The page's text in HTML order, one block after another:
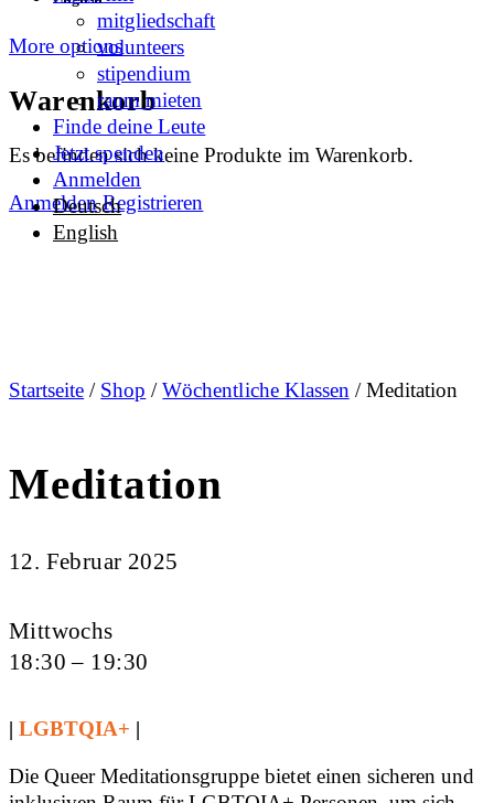
More options
Warenkorb
Es befinden sich keine Produkte im Warenkorb.
Anmelden Registrieren
mitgliedschaft
volunteers
stipendium
raum mieten
Finde deine Leute
Jetzt spenden
Anmelden
Deutsch
English
Startseite / Shop /Wöchentliche Klassen/ Meditation
Meditation
12. Februar 2025
Mittwochs
18:30 – 19:30
|LGBTQIA+ |
Die Queer Meditationsgruppe bietet einen sicheren und